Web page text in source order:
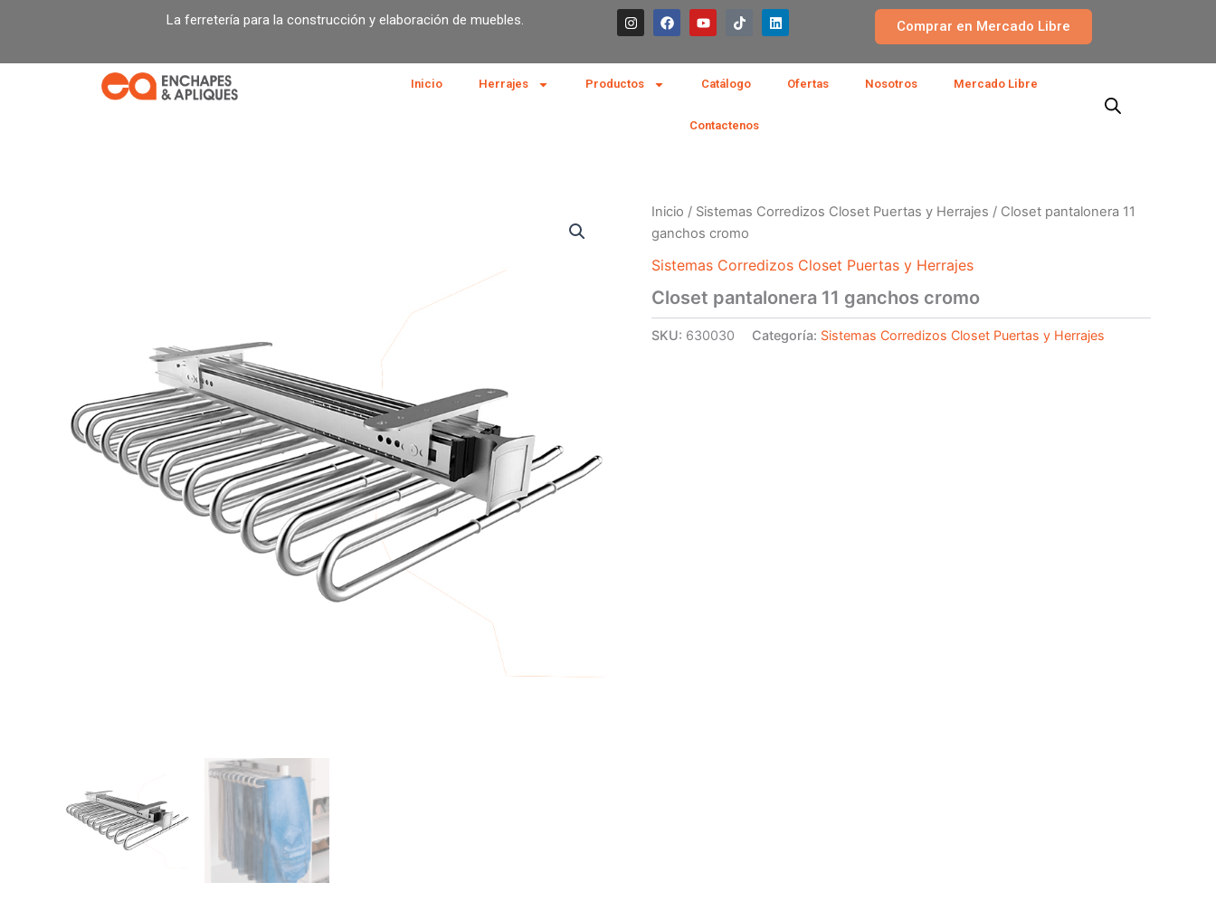
La ferretería para la construcción y elaboración de muebles. I
n
s
a
g
F
a
c
b
Y
o
u
u
b
T
i
o
k
L
i
n
e
Comprar en Mercado Libre
Inicio Herrajes Productos Catálogo Ofertas Nosotros Mercado Libre
Contactenos
Inicio / Sistemas Corredizos Closet Puertas y Herrajes / Closet pantalonera 11
ganchos cromo
Sistemas Corredizos Closet Puertas y Herrajes
Closet pantalonera 11 ganchos cromo
SKU: 630030 Categoría: Sistemas Corredizos Closet Puertas y Herrajes